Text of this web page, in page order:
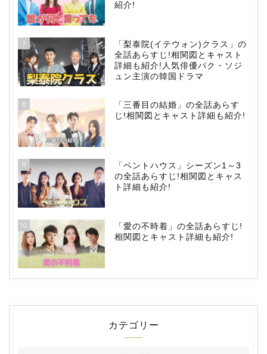
紹介!
7
「梨泰院(イテウォン)クラス」の
全話あらすじ!相関図とキャスト
詳細も紹介!人気俳優パク・ソジ
ュン主演の韓国ドラマ
8
「三番目の結婚」の全話あらす
じ!相関図とキャスト詳細も紹介!
9
「ペントハウス」シーズン1～3
の全話あらすじ!相関図とキャス
ト詳細も紹介!
10
「愛の不時着」の全話あらすじ!
相関図とキャスト詳細も紹介!
カテゴリー